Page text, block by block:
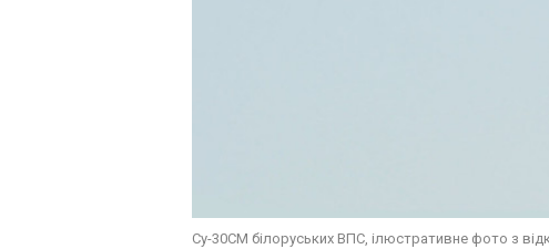
Су-30СМ білоруських ВПС, ілюстративне фото з